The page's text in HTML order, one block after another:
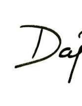
content